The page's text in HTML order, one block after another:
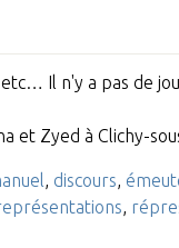
Il n'y a pas de
et Zyed à Clichy-
, discours,
,